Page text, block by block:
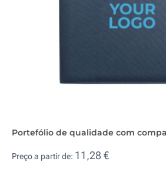
Portefólio de qualidade com
Preço a partir de: 11,28 €